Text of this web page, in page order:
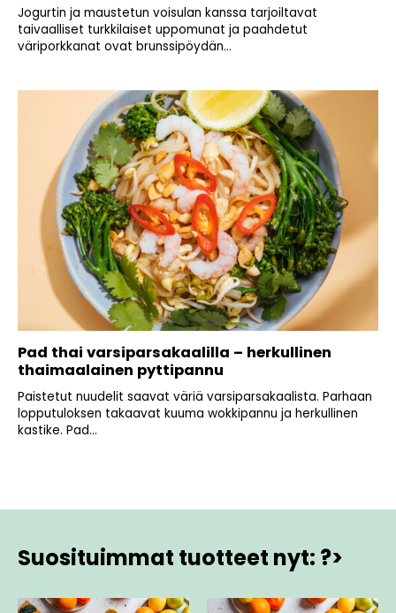
Jogurtin ja maustetun voisulan kanssa tarjoiltavat
taivaalliset turkkilaiset uppomunat ja paahdetut
väriporkkanat ovat brunssipöydän...
Pad thai varsiparsakaalilla – herkullinen
thaimaalainen pyttipannu
Paistetut nuudelit saavat väriä varsiparsakaalista. Parhaan
lopputuloksen takaavat kuuma wokkipannu ja herkullinen
kastike. Pad...
Suosituimmat tuotteet nyt: ?>